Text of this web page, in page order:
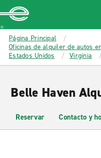
MAIN
CONTENT
Enterprise
Página Principal
Oficinas de alquiler de autos
Estados Unidos
Virginia
Belle Haven
Reservar Contacto y